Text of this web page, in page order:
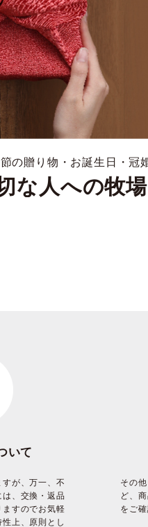
の贈り物・お誕生日・冠
な人への牧
いて
が、万一、不
は、交換・返品
すのでお気軽
上、原則とし
その
ど、
をご確